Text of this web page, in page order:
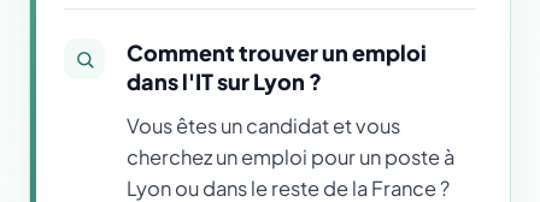
Comment trouver un emploi
dans l'IT sur Lyon ?
Vous êtes un candidat et vous
cherchez un emploi pour un poste à
Lyon ou dans le reste de la France ?